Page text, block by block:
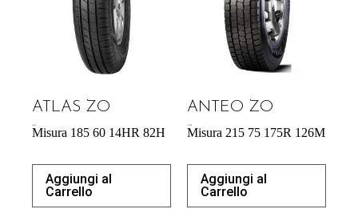
ATLAS ZO
Misura 185 60 14HR 82H
Aggiungi al
Carrello
ANTEO ZO
Misura 215 75 175R 126M
Aggiungi al
Carrello